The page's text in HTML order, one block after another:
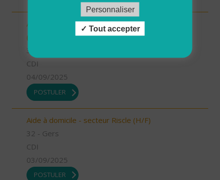
Auxiliaire de vie sociale - secteur L'Isle Jourdain
(H/F)
32 - Gers
CDI
04/09/2025
POSTULER
Aide à domicile - secteur Riscle (H/F)
32 - Gers
CDI
03/09/2025
POSTULER
Personnaliser
Tout accepter